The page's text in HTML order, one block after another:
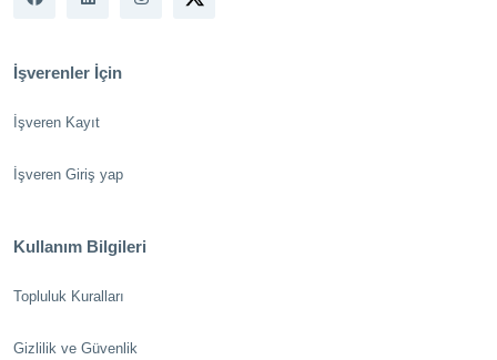
İşverenler İçin
İşveren Kayıt
İşveren Giriş yap
Kullanım Bilgileri
Topluluk Kuralları
Gizlilik ve Güvenlik